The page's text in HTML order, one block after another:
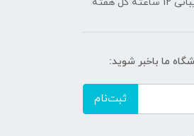
کل هفته
ما باخبر شوید:
ثبت‌نام